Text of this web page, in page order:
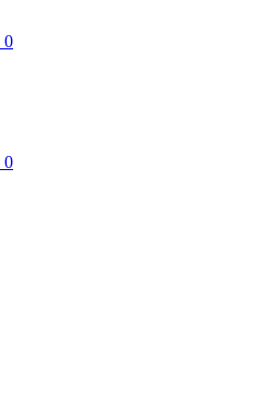
0
0